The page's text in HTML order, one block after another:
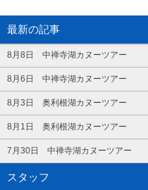
最新の記事
8月8日 中禅寺湖カヌーツアー
8月6日 中禅寺湖カヌーツアー
8月3日 奥利根湖カヌーツアー
8月1日 奥利根湖カヌーツアー
7月30日 中禅寺湖カヌーツアー
スタッフ